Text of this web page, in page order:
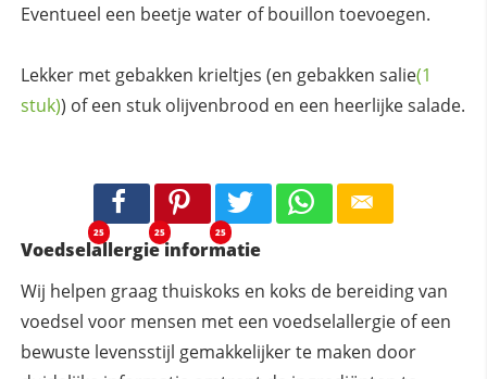
Eventueel een beetje water of bouillon toevoegen.
Lekker met gebakken krieltjes (en gebakken salie(1
stuk)) of een stuk olijvenbrood en een heerlijke salade.
25 25 25
Voedselallergie informatie
Wij helpen graag thuiskoks en koks de bereiding van
voedsel voor mensen met een voedselallergie of een
bewuste levensstijl gemakkelijker te maken door